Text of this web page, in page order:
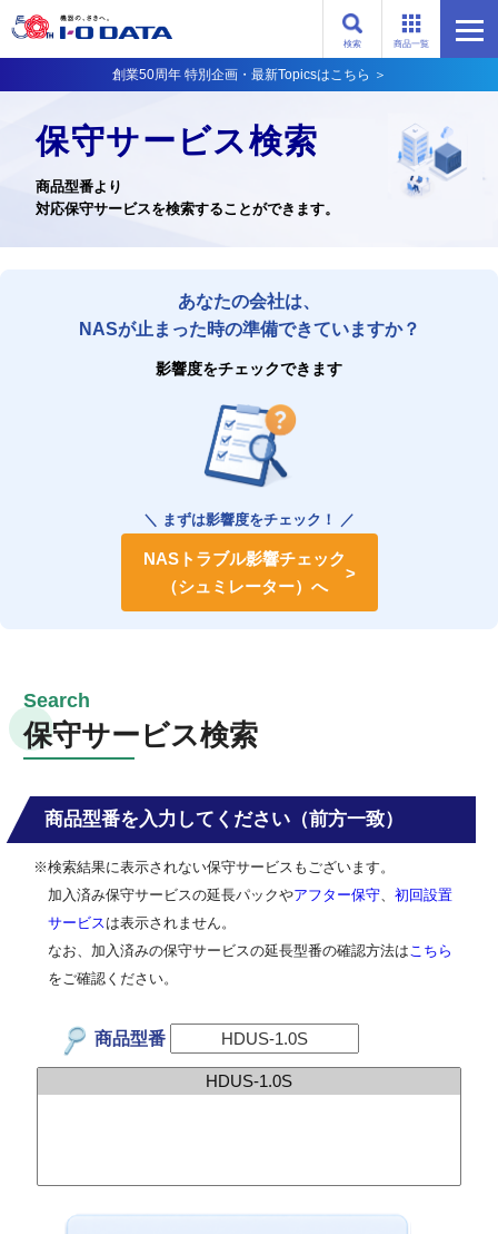
商品一覧
検索
創業50周年 特別企画・最新Topicsはこちら ＞
保守サービス検索
商品型番より
対応保守サービスを検索することができます。
あなたの会社は、
NASが止まった時の準備できていますか？
影響度をチェックできます
＼ まずは影響度をチェック！ ／
NASトラブル影響チェック
（シュミレーター）へ
保守サービス検索
商品型番を入力してください（前方一致）
※検索結果に表示されない保守サービスもございます。
加入済み保守サービスの延長パックやアフター保守
初回設置
サービス は表示されません。
なお、加入済みの保守サービスの延長型番の確認方法は こちら
をご確認ください。
商品型番